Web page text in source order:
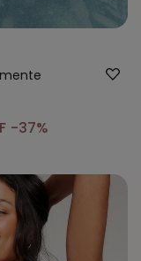
-37%